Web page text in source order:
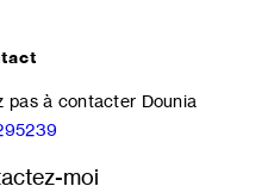
pas à contacter Dounia
moi